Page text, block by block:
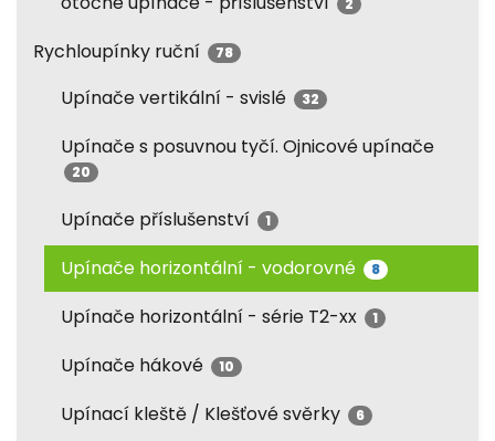
Rychloupínky ruční 78
Upínače vertikální - svislé 32
Upínače s posuvnou tyčí. Ojnicové upínače
20
Upínače příslušenství 1
Upínače horizontální - vodorovné 8
Upínače horizontální - série T2-xx 1
Upínače hákové 10
Upínací kleště / Klešťové svěrky 6